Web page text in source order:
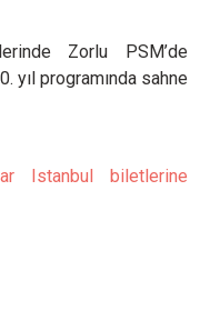
Zorlu PSM’de
yıl programında sahne
Istanbul biletlerine